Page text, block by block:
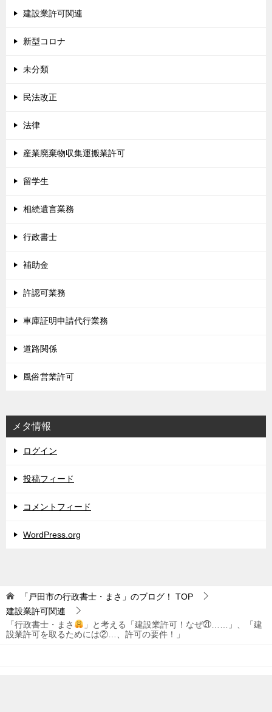
建設業許可関連
新型コロナ
未分類
民法改正
法律
産業廃棄物収集運搬業許可
留学生
相続遺言業務
行政書士
補助金
許認可業務
車庫証明申請代行業務
道路関係
風俗営業許可
メタ情報
ログイン
投稿フィード
コメントフィード
WordPress.org
「戸田市の行政書士・まさ」のブログ！
TOP
建設業許可関連
「行政書士・まさ
」と考える「建設業許可！なぜ㉑……」、「建
設業許可を取るためには②…、許可の要件！」